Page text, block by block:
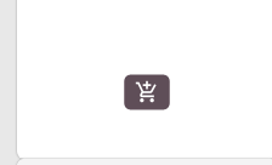
add_shopping_cart